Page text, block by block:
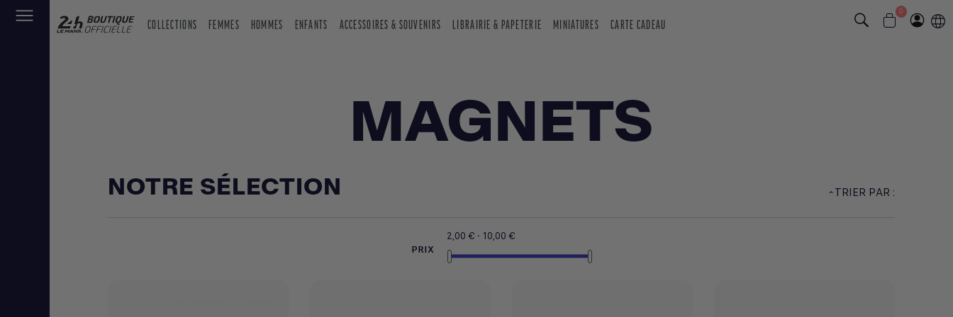
COLLECTIONS FEMMES HOMMES ENFANTS ACCESSOIRES & SOUVENIRS LIBRAIRIE & PAPETERIE MINIATURES CARTE CADEAU
0
MAGNETS
NOTRE SÉLECTION TRIER PAR :
PRIX
2,00 € - 10,00 €